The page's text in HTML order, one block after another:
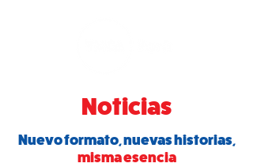
Noticias
Nuevo formato, nuevas historias,
misma esencia